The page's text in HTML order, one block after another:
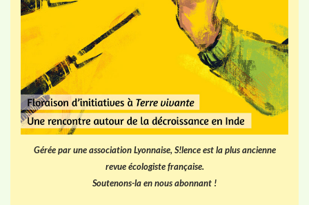
Gérée par une association Lyonnaise, S!lence est la plus ancienne
revue écologiste française.
Soutenons-la en nous abonnant !